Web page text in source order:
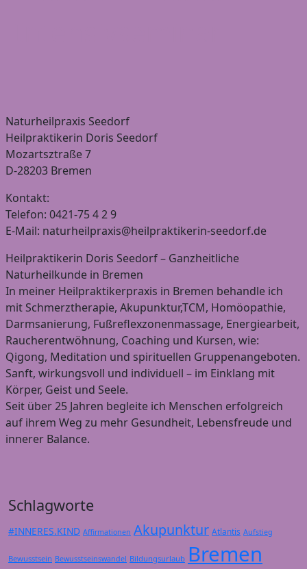
Naturheilpraxis Seedorf
Heilpraktikerin Doris Seedorf
Mozartsztraße 7
D-28203 Bremen
Kontakt:
Telefon: 0421-75 4 2 9
E-Mail: naturheilpraxis@heilpraktikerin-seedorf.de
Heilpraktikerin Doris Seedorf – Ganzheitliche
Naturheilkunde in Bremen
In meiner Heilpraktikerpraxis in Bremen behandle ich
mit Schmerztherapie, Akupunktur,TCM, Homöopathie,
Darmsanierung, Fußreflexzonenmassage, Energiearbeit,
Raucherentwöhnung, Coaching und Kursen, wie:
Qigong, Meditation und spirituellen Gruppenangeboten.
Sanft, wirkungsvoll und individuell – im Einklang mit
Körper, Geist und Seele.
Seit über 25 Jahren begleite ich Menschen erfolgreich
auf ihrem Weg zu mehr Gesundheit, Lebensfreude und
innerer Balance.
Schlagworte
#INNERES.KIND Affirmationen Akupunktur Atlantis Aufstieg
Bewusstsein Bewusstseinswandel Bildungsurlaub Bremen